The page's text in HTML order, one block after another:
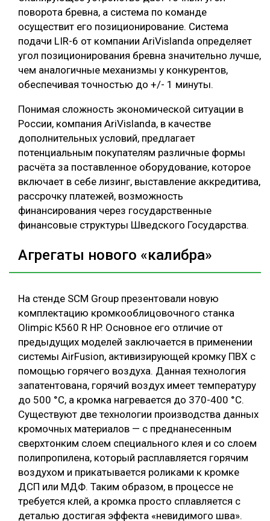
поворота бревна, а система по команде
осуществит его позиционирование. Система
подачи LIR-6 от компании AriVislanda определяет
угол позиционирования бревна значительно лучше,
чем аналогичные механизмы у конкурентов,
обеспечивая точностью до +/- 1 минуты.
Понимая сложность экономической ситуации в
России, компания AriVislanda, в качестве
дополнительных условий, предлагает
потенциальным покупателям различные формы
расчёта за поставленное оборудование, которое
включает в себе лизинг, выставление аккредитива,
рассрочку платежей, возможность
финансирования через государственные
финансовые структуры Шведского Государства.
Агрегаты нового «калибра»
На стенде SCM Group презентовали новую
комплектацию кромкооблицовочного станка
Olimpic К560 R HP. Основное его отличие от
предыдущих моделей заключается в применении
системы AirFusion, активизирующей кромку ПВХ с
помощью горячего воздуха. Данная технология
запатентована, горячий воздух имеет температуру
до 500 °С, а кромка нагревается до 370-400 °С.
Существуют две технологии производства данных
кромочных материалов — с преднанесенным
сверхтонким слоем специального клея и со слоем
полипропилена, который расплавляется горячим
воздухом и прикатывается роликами к кромке
ДСП или МДФ. Таким образом, в процессе не
требуется клей, а кромка просто сплавляется с
деталью достигая эффекта «невидимого шва».